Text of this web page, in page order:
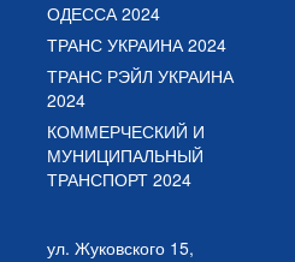
ОДЕССА 2024
ТРАНС УКРАИНА 2024
ТРАНС РЭЙЛ УКРАИНА
2024
КОММЕРЧЕСКИЙ И
МУНИЦИПАЛЬНЫЙ
ТРАНСПОРТ 2024
ул. Жуковского 15,